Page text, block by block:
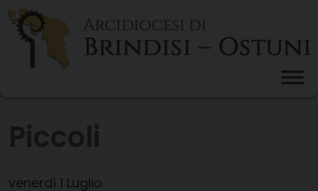
Skip
content
venerdì 1 Luglio